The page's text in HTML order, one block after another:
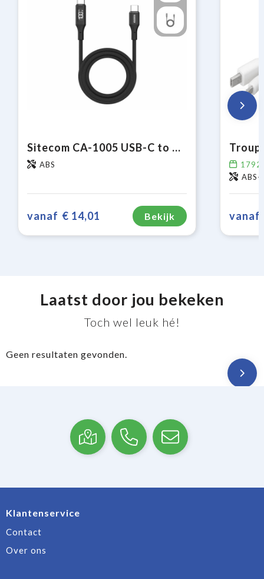
Sitecom CA-1005 USB-C to USB-C Power cable with LED display
ABS
vanaf € 14,01 Bekijk vanaf
Laatst door jou bekeken
Toch wel leuk hé!
Geen resultaten gevonden.
Klantenservice
Contact
Over ons